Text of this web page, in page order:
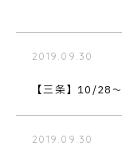
2019.09.30
【三条】10/28
2019.09.30